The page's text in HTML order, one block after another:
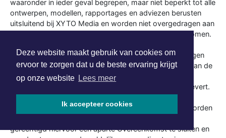
Deze website maakt gebruik van cookies om
ervoor te zorgen dat u de beste ervaring krijgt
op onze website Lees meer
Ik accepteer cookies
waaronder in ieder geval begrepen, maar niet beperkt tot alle
ontwerpen, modellen, rapportages en adviezen berusten
uitsluitend bij XYTO Media en worden niet overgedragen aan
Opdrachtgever tenzij uitdrukkelijk anders overeengekomen.
berusten bij Opdrachtgever en worden niet overgedragen
aan XYTO Media. XYTO Media verkrijgt ten behoeve van de
uitvoering van de Overeenkomst een onherroepelijk
gebruiksrecht van al hetgeen dat Opdrachtgever aanlevert.
2. Indien overeengekomen is dat één of meerdere van
voorgenoemde zaken c.q. werken van XYTO Media worden
gerechtigd hiervoor een aparte Overeenkomst te sluiten en